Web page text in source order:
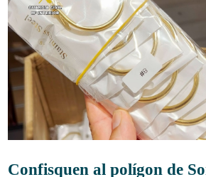
Confisquen al polígon de